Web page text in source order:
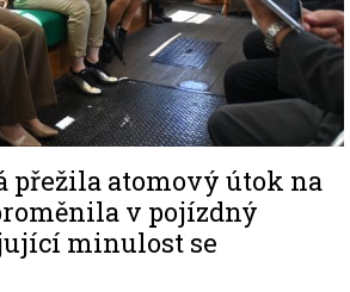
přežila atomový útok na
v pojízdný
minulost se